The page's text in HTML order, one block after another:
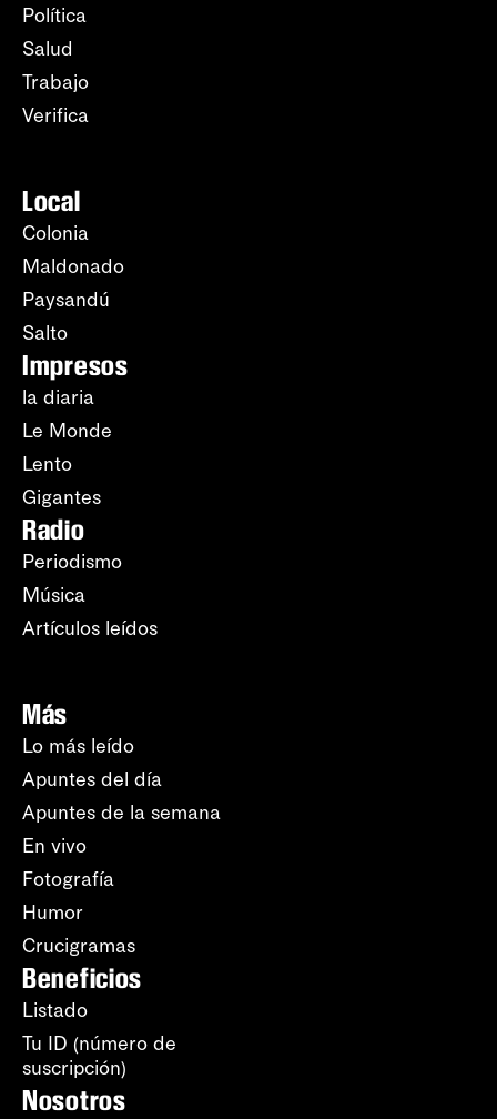
Política
Salud
Trabajo
Verifica
Local
Colonia
Maldonado
Paysandú
Salto
Impresos
la diaria
Le Monde
Lento
Gigantes
Radio
Periodismo
Música
Artículos leídos
Más
Lo más leído
Apuntes del día
Apuntes de la semana
En vivo
Fotografía
Humor
Crucigramas
Beneficios
Listado
Tu ID (número de
suscripción)
Nosotros